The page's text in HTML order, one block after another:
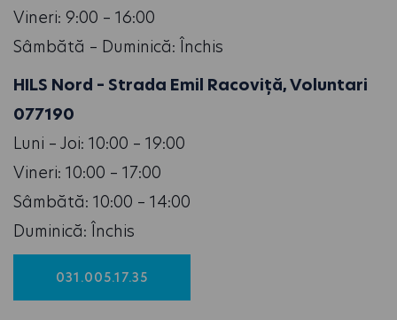
Vineri: 9:00 – 16:00
Sâmbătă – Duminică: Închis
HILS Nord – Strada Emil Racoviță, Voluntari
077190
Luni – Joi: 10:00 – 19:00
Vineri: 10:00 – 17:00
Sâmbătă: 10:00 – 14:00
Duminică: Închis
031.005.17.35